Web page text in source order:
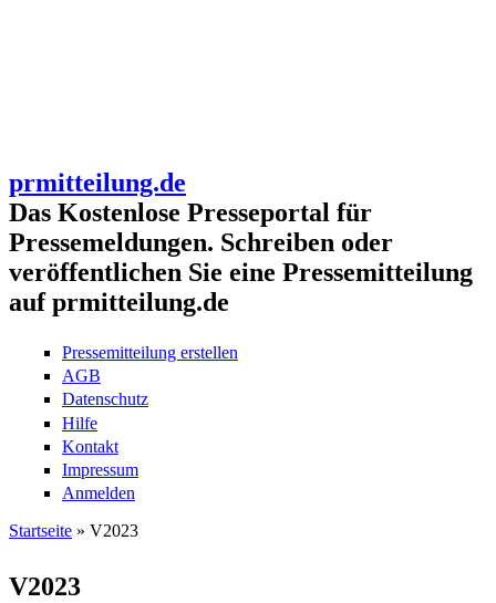
prmitteilung.de
Das Kostenlose Presseportal für
Pressemeldungen. Schreiben oder
veröffentlichen Sie eine Pressemitteilung
auf prmitteilung.de
Pressemitteilung erstellen
AGB
Datenschutz
Hilfe
Kontakt
Impressum
Anmelden
Startseite » V2023
V2023